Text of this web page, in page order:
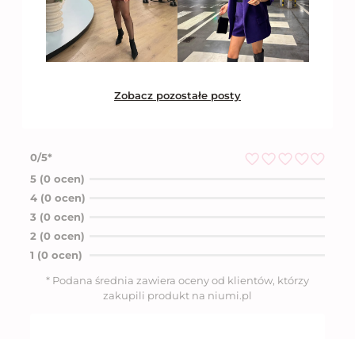
Zobacz pozostałe posty
0/5*
5
n
5 (0 ocen)
4 (0 ocen)
3 (0 ocen)
2 (0 ocen)
1 (0 ocen)
* Podana średnia zawiera oceny od klientów, którzy
zakupili produkt na niumi.pl